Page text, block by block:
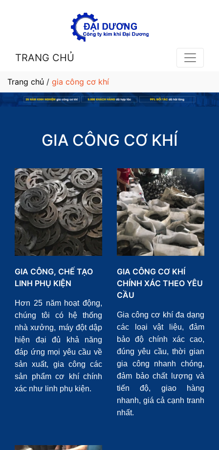
TRANG CHỦ
Trang chủ / gia công cơ khí
GIA CÔNG CƠ KHÍ
GIA CÔNG, CHẾ TẠO
LINH PHỤ KIỆN
Hơn 25 năm hoạt động,
chúng tôi có hệ thống
nhà xưởng, máy đột dập
hiện đại đủ khả năng
đáp ứng mọi yêu cầu về
sản xuất, gia công các
sản phẩm cơ khí chính
xác như linh phụ kiện.
GIA CÔNG CƠ KHÍ
CHÍNH XÁC THEO YÊU
CẦU
Gia công cơ khí đa dạng
các loại vật liệu, đảm
bảo độ chính xác cao,
đúng yêu cầu, thời gian
gia công nhanh chóng,
đảm bảo chất lượng và
tiến độ, giao hàng
nhanh, giá cả cạnh tranh
nhất.